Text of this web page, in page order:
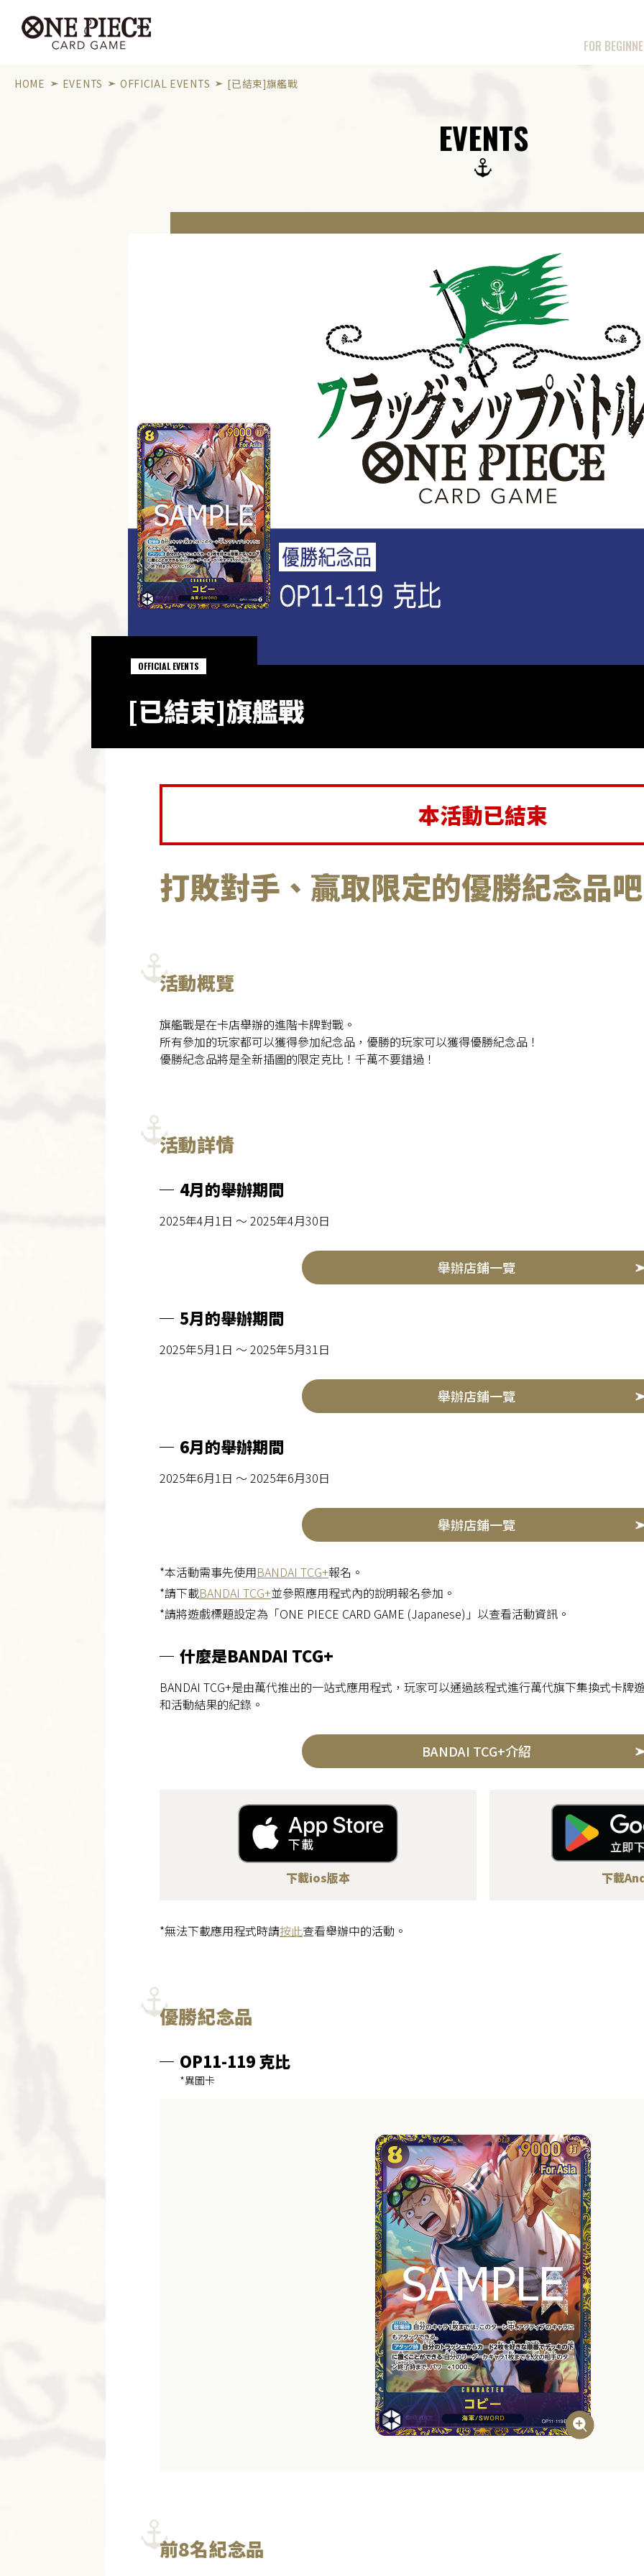
FOR
HOME EVENTS OFFICIAL EVENTS [已結束]旗艦戰
EVENTS
[已結束]旗艦戰
OFFICIAL EVENTS
本活動已結束
打敗對手、贏取限定的優勝紀念品
活動概覽
旗艦戰是在卡店舉辦的進階卡牌對戰。
所有參加的玩家都可以獲得參加紀念品，優勝的玩家可以獲得優勝紀念品！
優勝紀念品將是全新插圖的限定克比！千萬不要錯過！
活動詳情
4月的舉辦期間
2025年4月1日 ～ 2025年4月30日
舉辦店鋪一覽
5月的舉辦期間
2025年5月1日 ～ 2025年5月31日
舉辦店鋪一覽
6月的舉辦期間
2025年6月1日 ～ 2025年6月30日
舉辦店鋪一覽
*本活動需事先使用BANDAI TCG+報名。
*請下載BANDAI TCG+並參照應用程式內的說明報名參加。
*請將遊戲標題設定為「ONE PIECE CARD GAME (Japanese)」以查看活動資訊。
什麼是BANDAI TCG+
BANDAI TCG+是由萬代推出的一站式應用程式，玩家可以通過該程式進行萬代旗下集換式卡牌
和活動結果的紀錄。
BANDAI TCG+介紹
下載ios版本 下載
*無法下載應用程式時請按此查看舉辦中的活動。
優勝紀念品
OP11-119 克比
*異圖卡
前8名紀念品